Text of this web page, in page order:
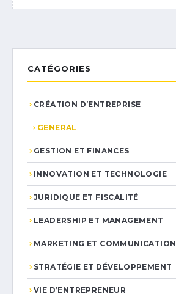
CATÉGORIES
CRÉATION D’ENTREPRISE
GENERAL
GESTION ET FINANCES
INNOVATION ET TECHNOLOGIE
JURIDIQUE ET FISCALITÉ
LEADERSHIP ET MANAGEMENT
MARKETING ET COMMUNICATION
STRATÉGIE ET DÉVELOPPEMENT
VIE D’ENTREPRENEUR